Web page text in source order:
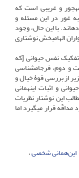
و غریبی است که
غور در این مسئله و
با این حال، وجود
الهام­بخش نوشتاری
نفس حیوانی [که
و دوم، فرجام­شناسی
از بررسی قوۀ خیال و
و اثبات این­همانی
این نوشتار نظریات
مداقّه قرار می­گیرد اما
این‌همانی شخصی